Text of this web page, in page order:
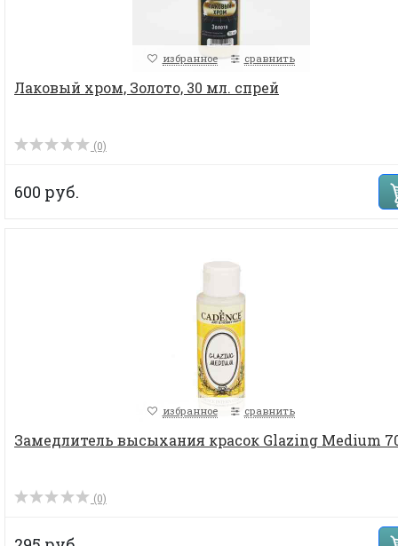
избранное сравнить
Лаковый хром, Золото, 30 мл. спрей
(0)
600 руб.
избранное сравнить
Замедлитель высыхания красок Glazing Medium
(0)